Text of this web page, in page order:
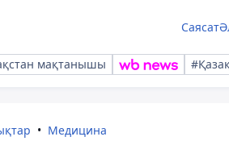
Саясат
мақтанышы
Медицина